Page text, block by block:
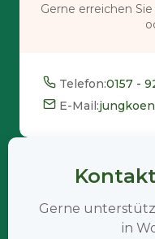
Gerne erreichen
Telefon:0157 -
E-Mail:
Gerne
in